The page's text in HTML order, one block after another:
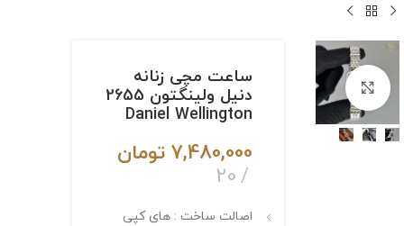
برای بزرگنمایی کلیک کنیدساعت مچی زنانه
دنیل ولینگتون 2655
Daniel Wellington
7,480,000 تومان
20
اصالت ساخت : های کپی